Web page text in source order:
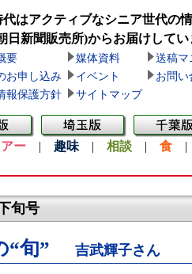
代はアクティブなシニア世代の
日新聞販売所)からお届けしてい
要 媒体資料
送稿マ
お申し込み
イベント
お問い
報保護方針
サイトマップ
ー | 趣味 | 相談 | 食
旬号
“旬” 吉武輝子さん